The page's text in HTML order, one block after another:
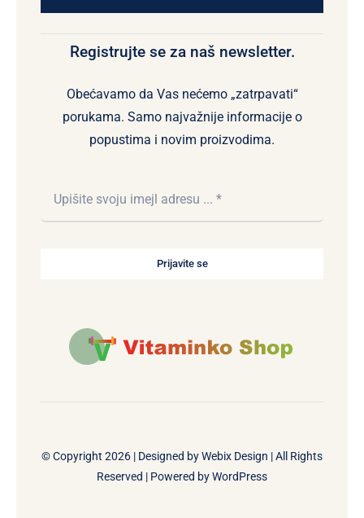
Registrujte se za naš newsletter.
Obećavamo da Vas nećemo „zatrpavati“
porukama. Samo najvažnije informacije o
popustima i novim proizvodima.
Prijavite se
© Copyright 2026 | Designed byWebix Design | All Rights
Reserved | Powered byWordPress